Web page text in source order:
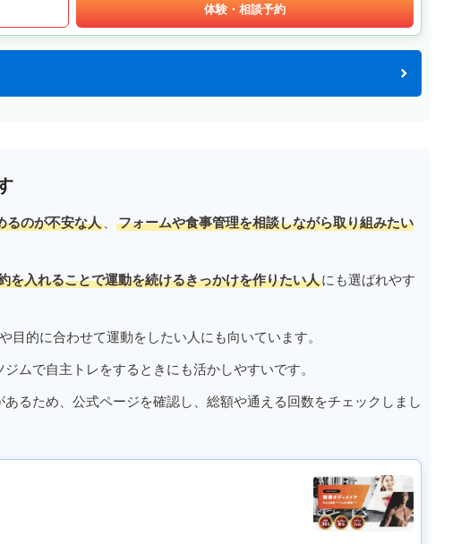
体験・相談予約
るのが不安な人 、
フォームや食事管理を相談しながら取り組みたい
を入れることで運動を続けるきっかけを作りたい人にも選ばれやす
目的に合わせて運動をしたい人にも向いています。
ムで自主トレをするときにも活かしやすいです。
るため、公式ページを確認し、総額や通える回数をチェックしまし